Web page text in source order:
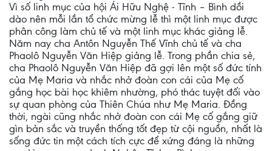
Vì số linh mục của hội Ái Hữu Nghệ - Tĩnh – Bình dồi
dào nên mỗi lần tổ chức mừng lễ thì một linh mục được
phân công làm chủ tế và một linh mục khác giảng lễ.
Năm nay cha Antôn Nguyễn Thế Vĩnh chủ tế và cha
Phaolô Nguyễn Văn Hiệp giảng lễ. Trong phần chia sẻ,
cha Phaolô Nguyễn Văn Hiệp đã gợi lên một số đức tính
của Mẹ Maria và nhắc nhở đoàn con cái của Mẹ cố
gắng học bài học khiêm nhường, phó thác tuyệt đối vào
sự quan phòng của Thiên Chúa như Mẹ Maria. Đồng
thời, ngài cũng nhắc nhở đoàn con cái Mẹ cố gắng giữ
gìn bản sắc và truyền thống tốt đẹp từ cội nguồn, nhất là
sống đức tin một cách tích cực để xứng đáng là những